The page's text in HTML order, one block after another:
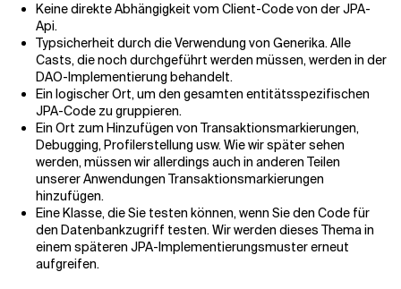
Keine direkte Abhängigkeit vom Client-Code von der JPA-
Api.
Typsicherheit durch die Verwendung von Generika. Alle
Casts, die noch durchgeführt werden müssen, werden in der
DAO-Implementierung behandelt.
Ein logischer Ort, um den gesamten entitätsspezifischen
JPA-Code zu gruppieren.
Ein Ort zum Hinzufügen von Transaktionsmarkierungen,
Debugging, Profilerstellung usw. Wie wir später sehen
werden, müssen wir allerdings auch in anderen Teilen
unserer Anwendungen Transaktionsmarkierungen
hinzufügen.
Eine Klasse, die Sie testen können, wenn Sie den Code für
den Datenbankzugriff testen. Wir werden dieses Thema in
einem späteren JPA-Implementierungsmuster erneut
aufgreifen.